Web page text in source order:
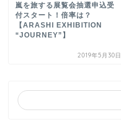
嵐を旅する展覧会抽選申込受
付スタート！倍率は？
【ARASHI EXHIBITION
“JOURNEY”】
2019年5月30日